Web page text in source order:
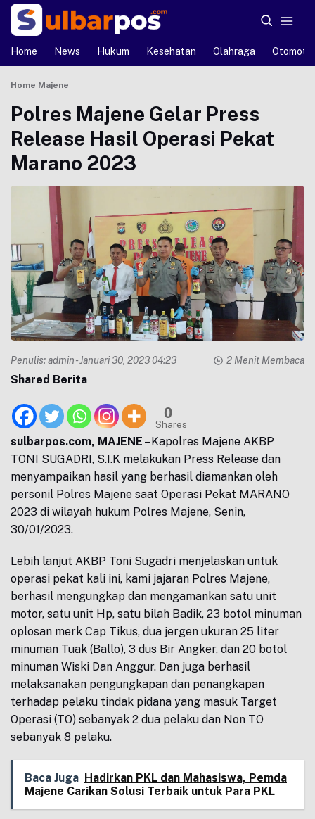
Home News Hukum Kesehatan Olahraga Otomotif
Home Majene
Polres Majene Gelar Press
Release Hasil Operasi Pekat
Marano 2023
Penulis:admin- Januari 30, 2023 04:23 2 Menit Membaca
Shared Berita
0
Shares
sulbarpos.com, MAJENE – Kapolres Majene AKBP
TONI SUGADRI, S.I.K melakukan Press Release dan
menyampaikan hasil yang berhasil diamankan oleh
personil Polres Majene saat Operasi Pekat MARANO
2023 di wilayah hukum Polres Majene, Senin,
30/01/2023.
Lebih lanjut AKBP Toni Sugadri menjelaskan untuk
operasi pekat kali ini, kami jajaran Polres Majene,
berhasil mengungkap dan mengamankan satu unit
motor, satu unit Hp, satu bilah Badik, 23 botol minuman
oplosan merk Cap Tikus, dua jergen ukuran 25 liter
minuman Tuak (Ballo), 3 dus Bir Angker, dan 20 botol
minuman Wiski Dan Anggur. Dan juga berhasil
melaksanakan pengungkapan dan penangkapan
terhadap pelaku tindak pidana yang masuk Target
Operasi (TO) sebanyak 2 dua pelaku dan Non TO
sebanyak 8 pelaku.
Baca Juga Hadirkan PKL dan Mahasiswa, Pemda
Majene Carikan Solusi Terbaik untuk Para PKL